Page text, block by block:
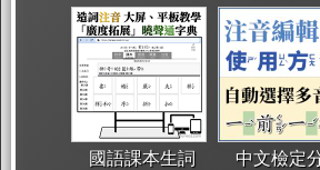
國語課本生詞 中文檢定